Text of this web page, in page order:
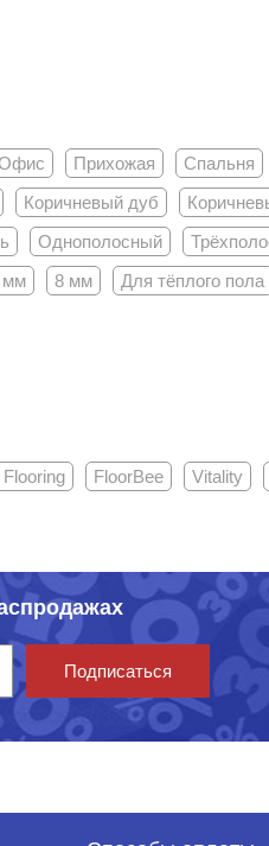
Прихожая Спальня
Коричневый дуб
Однополосный
мм 8 мм Для тёплого пола
FloorBee Vitality
Подписаться